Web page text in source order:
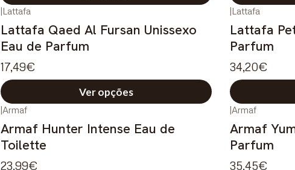
|Lattafa
Lattafa Qaed Al Fursan Unissexo
Eau de Parfum
17,49€
Ver opções
|Lattafa
Lattafa
Parfum
34,20€
|Armaf
Armaf Hunter Intense Eau de
Toilette
23,99€
|Armaf
Armaf
Parfum
35,45€